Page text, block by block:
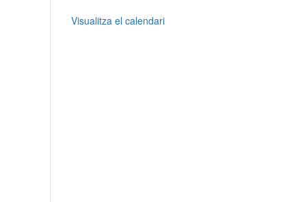
Visualitza el calendari